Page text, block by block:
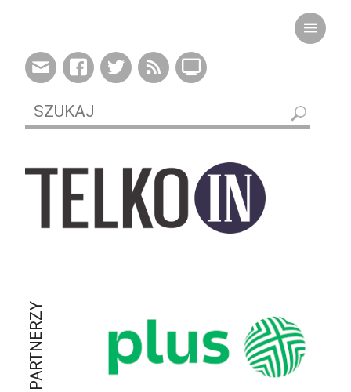
PARTNERZY